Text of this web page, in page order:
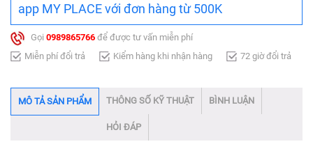
app MY PLACE với đơn hàng từ 500K
Gọi 0989865766 để được tư vấn miễn phí
Miễn phí đổi trả
Kiểm hàng khi nhận hàng 72 giờ đổi trả
MÔ TẢ SẢN PHẨM THÔNG SỐ KỸ THUẬT BÌNH LUẬN
HỎI ĐÁP